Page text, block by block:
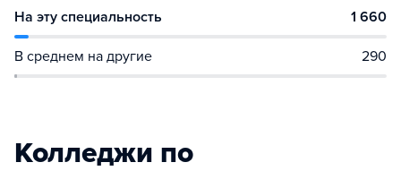
На эту специальность 1 660
В среднем на другие 290
Колледжи по